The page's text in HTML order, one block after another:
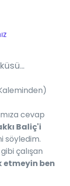
cevap
Baliç'i
söyledim.
çalışan
etmeyin ben